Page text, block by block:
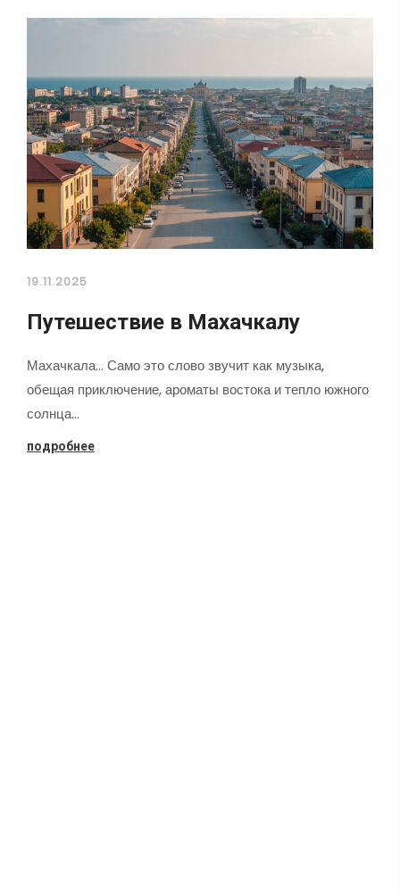
19.11.2025
Путешествие в Махачкалу
Махачкала... Само это слово звучит как музыка,
обещая приключение, ароматы востока и тепло южного
солнца…
подробнее